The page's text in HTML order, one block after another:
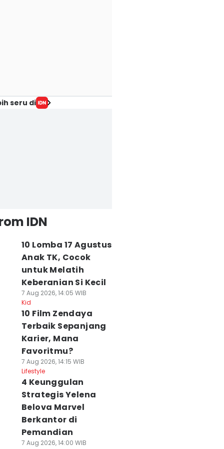
seru di
IDN
10 Lomba 17 Agustus
Anak TK, Cocok
untuk Melatih
Keberanian Si Kecil
7 Aug 2026, 14:05 WIB
Kid
10 Film Zendaya
Terbaik Sepanjang
Karier, Mana
Favoritmu?
7 Aug 2026, 14:15 WIB
Lifestyle
4 Keunggulan
Strategis Yelena
Belova Marvel
Berkantor di
Pemandian
7 Aug 2026, 14:00 WIB